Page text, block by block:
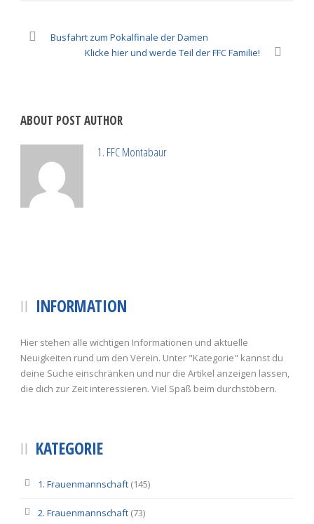
Busfahrt zum Pokalfinale der Damen
Klicke hier und werde Teil der FFC Familie!
ABOUT POST AUTHOR
1. FFC Montabaur
INFORMATION
Hier stehen alle wichtigen Informationen und aktuelle
Neuigkeiten rund um den Verein. Unter "Kategorie" kannst du
deine Suche einschränken und nur die Artikel anzeigen lassen,
die dich zur Zeit interessieren. Viel Spaß beim durchstöbern.
KATEGORIE
1. Frauenmannschaft (145)
2. Frauenmannschaft (73)